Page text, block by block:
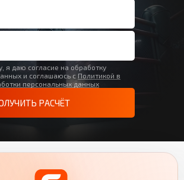
я даю согласие на обработку
и соглашаюсь с Политикой в
персональных данных
РАСЧЁТ